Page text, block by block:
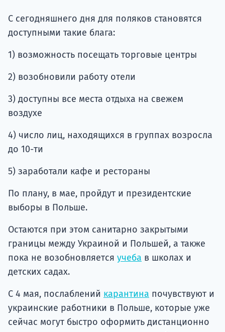
С сегодняшнего дня для поляков становятся
доступными такие блага:
1) возможность посещать торговые центры
2) возобновили работу отели
3) доступны все места отдыха на свежем
воздухе
4) число лиц, находящихся в группах возросла
до 10-ти
5) заработали кафе и рестораны
По плану, в мае, пройдут и президентские
выборы в Польше.
Остаются при этом санитарно закрытыми
границы между Украиной и Польшей, а также
пока не возобновляется учеба в школах и
детских садах.
С 4 мая, послаблений карантина почувствуют и
украинские работники в Польше, которые уже
сейчас могут быстро оформить дистанционно